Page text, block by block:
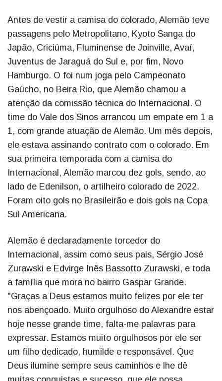
Antes de vestir a camisa do colorado, Alemão teve
passagens pelo Metropolitano, Kyoto Sanga do
Japão, Criciúma, Fluminense de Joinville, Avaí,
Juventus de Jaraguá do Sul e, por fim, Novo
Hamburgo. O foi num joga pelo Campeonato
Gaúcho, no Beira Rio, que Alemão chamou a
atenção da comissão técnica do Internacional. O
time do Vale dos Sinos arrancou um empate em 1 a
1, com grande atuação de Alemão. Um mês depois,
ele estava assinando contrato com o colorado. Em
sua primeira temporada com a camisa do
Internacional, Alemão marcou dez gols, sendo, ao
lado de Edenilson, o artilheiro colorado de 2022.
Foram oito gols no Brasileirão e dois gols na Copa
Sul Americana.
Alemão é declaradamente torcedor do
Internacional, assim como seus pais, Sérgio José
Zurawski e Edvirge Inês Bassotto Zurawski, e toda
a família que mora no bairro Gaspar Grande.
"Graças a Deus estamos muito felizes por ele ter
nos abençoado. Muito orgulhoso do Alexandre estar
hoje nesse grande time, falta-me palavras para
expressar. Estamos muito orgulhosos por ele ser
um filho dedicado, humilde e responsável. Que
Deus ilumine sempre seus caminhos e lhe dê